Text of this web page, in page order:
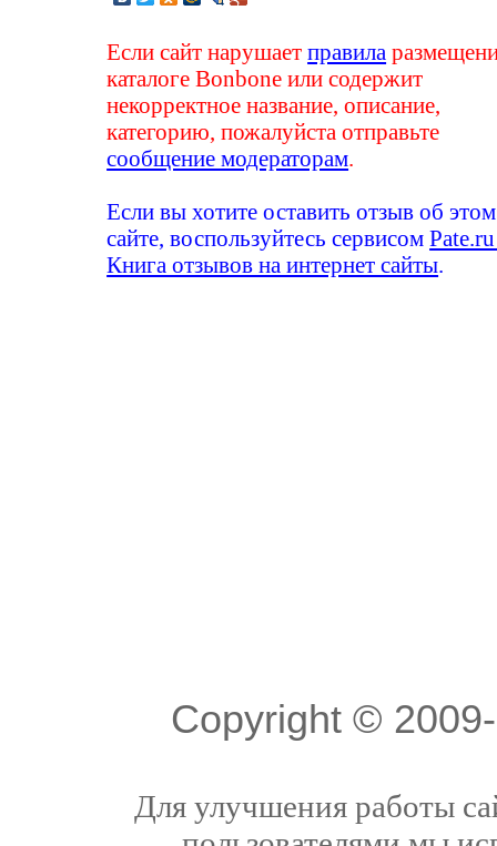
Если сайт нарушаетправила
каталоге Bonbone или содержит
некорректное название, описание,
категорию, пожалуйста отправьте
сообщение модераторам
Если вы хотите оставить отзыв об этом
сайте, воспользуйтесь сервисом
Книга отзывов на интернет сайты
Copyright ©
Для улучшения работы